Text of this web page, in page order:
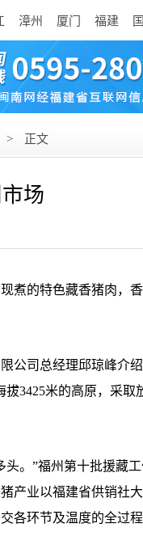
漳州 厦门 福建
> 正文
场
的特色藏香猪肉，
司总经理邱琼峰介绍
3425米的高原，采取
。”福州第十批援藏
产业以福建省供销社
各环节及温度的全过